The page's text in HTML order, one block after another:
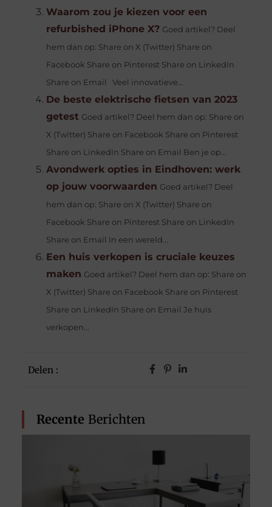
Delen :
Recente Berichten
Waarom zou je kiezen voor een
refurbished iPhone X? Goed artikel? Deel
hem dan op: Share on X (Twitter) Share on
Facebook Share on Pinterest Share on LinkedIn
Share on Email Veel innovatieve...
De beste elektrische fietsen van 2023
getest Goed artikel? Deel hem dan op: Share on
X (Twitter) Share on Facebook Share on Pinterest
Share on LinkedIn Share on Email Ben je op...
Avondwerk opties in Eindhoven: werk
op jouw voorwaarden Goed artikel? Deel
hem dan op: Share on X (Twitter) Share on
Facebook Share on Pinterest Share on LinkedIn
Share on Email In een wereld...
Een huis verkopen is cruciale keuzes
maken Goed artikel? Deel hem dan op: Share on
X (Twitter) Share on Facebook Share on Pinterest
Share on LinkedIn Share on Email Je huis
verkopen...